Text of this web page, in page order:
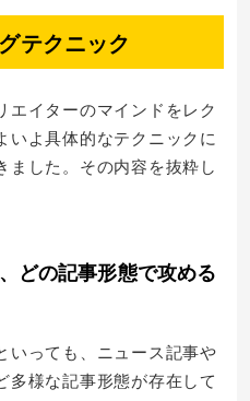
テクニック
エイターのマインドをレク
いよ具体的なテクニックに
ました。その内容を抜粋し
どの記事形態で攻める
いっても、ニュース記事や
多様な記事形態が存在して